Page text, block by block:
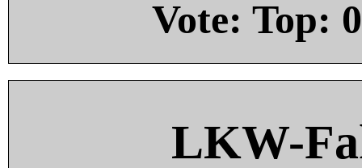
Vote: Top: 0
LKW-